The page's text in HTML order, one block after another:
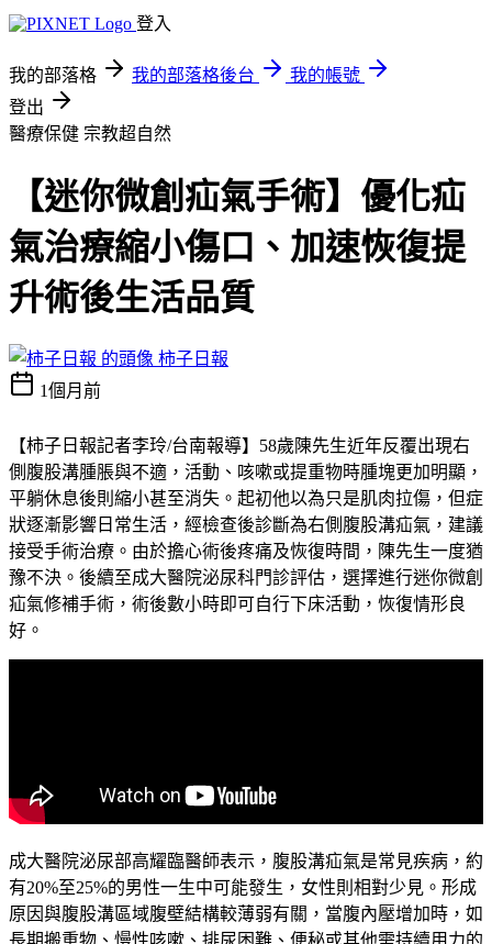
登入
我的部落格 我的部落格後台
我的帳號
登出
醫療保健 宗教超自然
【迷你微創疝氣手術】優化疝
氣治療縮小傷口、加速恢復提
升術後生活品質
柿子日報
1個月前
【柿子日報記者李玲/台南報導】58歲陳先生近年反覆出現右
側腹股溝腫脹與不適，活動、咳嗽或提重物時腫塊更加明顯，
平躺休息後則縮小甚至消失。起初他以為只是肌肉拉傷，但症
狀逐漸影響日常生活，經檢查後診斷為右側腹股溝疝氣，建議
接受手術治療。由於擔心術後疼痛及恢復時間，陳先生一度猶
豫不決。後續至成大醫院泌尿科門診評估，選擇進行迷你微創
疝氣修補手術，術後數小時即可自行下床活動，恢復情形良
好。
成大醫院泌尿部高耀臨醫師表示，腹股溝疝氣是常見疾病，約
有20%至25%的男性一生中可能發生，女性則相對少見。形成
原因與腹股溝區域腹壁結構較薄弱有關，當腹內壓增加時，如
長期搬重物、慢性咳嗽、排尿困難、便秘或其他需持續用力的